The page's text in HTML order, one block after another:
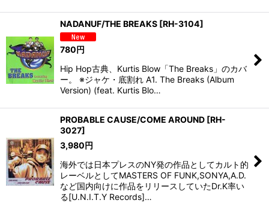
NADANUF/THE BREAKS [RH-3104]
780円
Hip Hop古典、Kurtis Blow「The Breaks」のカバ
ー。 ※ジャケ・底割れ A1. The Breaks (Album
Version) (feat. Kurtis Blo…
PROBABLE CAUSE/COME AROUND [RH-
3027]
3,980円
海外では日本プレスのNY発の作品としてカルト的
レーベルとしてMASTERS OF FUNK,SONYA,A.D.
など国内向けに作品をリリースしていたDr.K率い
る[U.N.I.T.Y Records]…